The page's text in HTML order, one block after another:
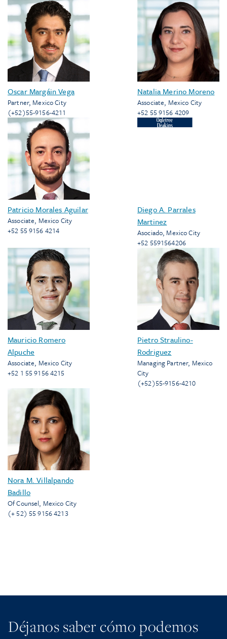
Oscar Margáin Vega
Partner, Mexico City
(+52)55-9156-4211
Natalia Merino Moreno
Associate, Mexico City
+52 55 9156 4209
Patricio Morales Aguilar
Associate, Mexico City
+52 55 9156 4214
Diego A. Parrales
Martinez
Asociado, Mexico City
+52 5591564206
Mauricio Romero
Alpuche
Associate, Mexico City
+52 1 55 9156 4215
Pietro Straulino-
Rodriguez
Managing Partner, Mexico
City
(+52)55-9156-4210
Nora M. Villalpando
Badillo
Of Counsel, Mexico City
(+ 52) 55 9156 4213
Déjanos saber cómo podemos